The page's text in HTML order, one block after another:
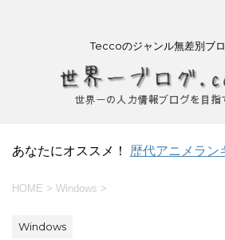
Teccoのジャンル無差別ブロ
あなたにオススメ！ 歴代アニメラン
HOME > Windows >
Windows